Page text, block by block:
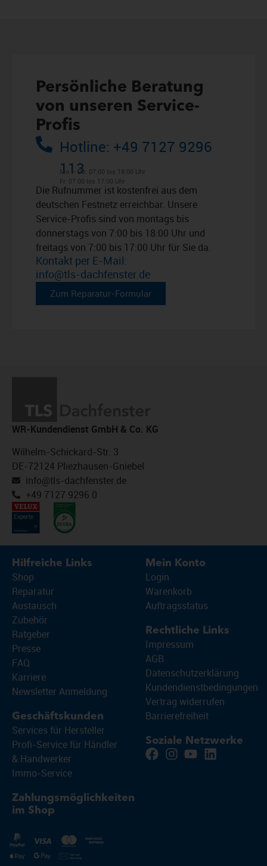
Persönliche Beratung
von unseren Service-
Profis
Hotline: +49 7127 9296
113
Mo – Do: 07:00 bis 18:00 Uhr
Fr: 07:00 bis 17:00 Uhr
Die Rufnummer ist kostenfrei aus dem
deutschen Festnetz erreichbar. Unsere
Service-Profis sind von montags bis
donnerstags von 7:00 bis 18:00 Uhr und
freitags von 7:00 bis 17:00 Uhr für Sie da.
Kontakt per E-Mail:
info@tls-dachfenster.de
Zum Reparatur-Formular
WR-Kundendienst GmbH & Co. KG
Wilhelm-Schickard-Str. 3
DE-72124 Pliezhausen-Gniebel
info@tls-dachfenster.de
+49 7127 9296 0
Hilfreiche Links
Shop
Reparatur
Austausch
Zubehör
Ratgeber
Presse
FAQ
Karriere
Newsletter Anmeldung
Geschäftskunden
Services für Hersteller
Profi-Service für Händler
& Handwerker
Immo-Service
Zahlungsmöglichkeiten
im Shop
Mein Konto
Login
Warenkorb
Auftragsstatus
Rechtliche Links
Impressum
AGB
Datenschutzerklärung
Kundendienstbedingungen
Vertrag widerrufen
Barrierefreiheit
Soziale Netzwerke